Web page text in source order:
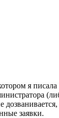
я
заявки.